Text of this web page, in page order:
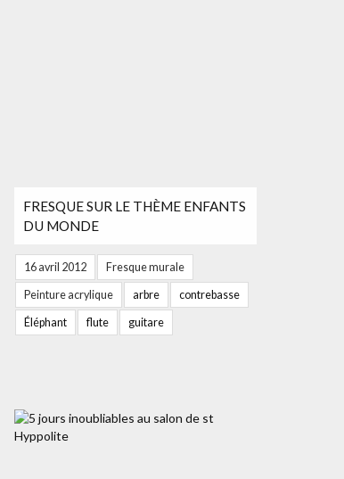
FRESQUE SUR LE THÈME ENFANTS
DU MONDE
16 avril 2012 Fresque murale
Peinture acrylique arbre contrebasse
Éléphant flute guitare